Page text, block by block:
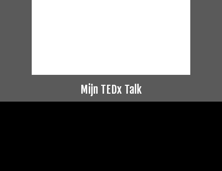
Mijn TEDx Talk